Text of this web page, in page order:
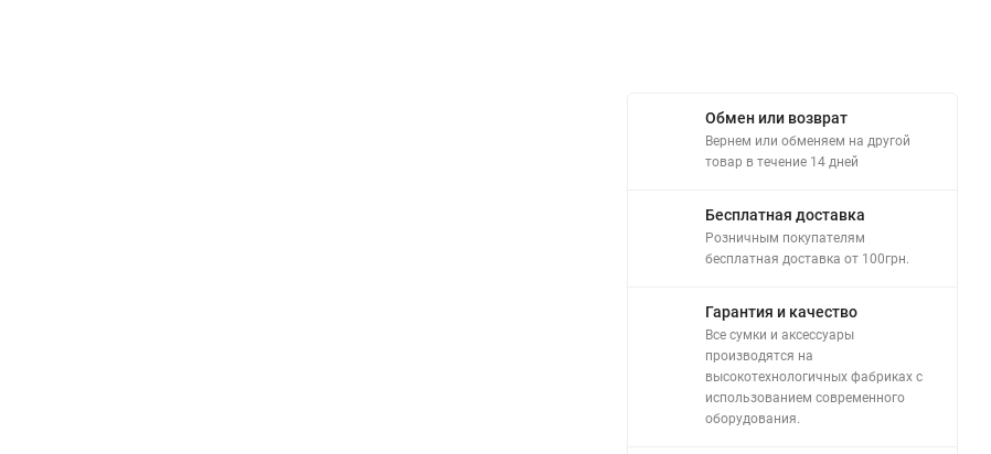
Обмен или возврат
Вернем или обменяем на другой
товар в течение 14 дней
Бесплатная доставка
Розничным покупателям
бесплатная доставка от 100грн.
Гарантия и качество
Все сумки и аксессуары
производятся на
высокотехнологичных фабриках с
использованием современного
оборудования.